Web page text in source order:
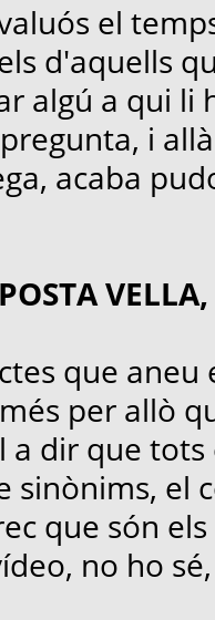
el
d'aquells
algú a qui li
i
acaba
que
per allò
a dir que
sinònims,
que són
no ho